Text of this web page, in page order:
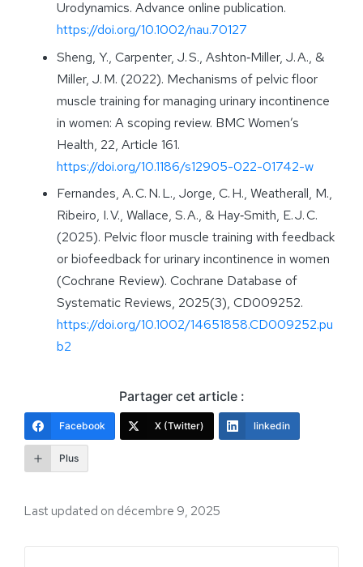
Urodynamics. Advance online publication.
https://doi.org/10.1002/nau.70127
Sheng, Y., Carpenter, J. S., Ashton‑Miller, J. A., &
Miller, J. M. (2022). Mechanisms of pelvic floor
muscle training for managing urinary incontinence
in women: A scoping review. BMC Women’s
Health, 22, Article 161.
https://doi.org/10.1186/s12905-022-01742-w
Fernandes, A. C. N. L., Jorge, C. H., Weatherall, M.,
Ribeiro, I. V., Wallace, S. A., & Hay‑Smith, E. J. C.
(2025). Pelvic floor muscle training with feedback
or biofeedback for urinary incontinence in women
(Cochrane Review). Cochrane Database of
Systematic Reviews, 2025(3), CD009252.
https://doi.org/10.1002/14651858.CD009252.pu
b2
Partager cet article :
Facebook X (Twitter) linkedin
Plus
Last updated on décembre 9, 2025